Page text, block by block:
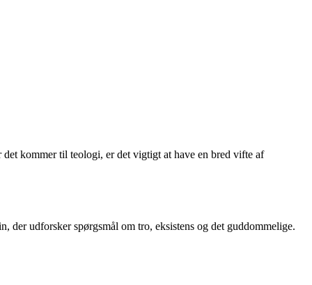
kommer til teologi, er det vigtigt at have en bred vifte af
udforsker spørgsmål om tro, eksistens og det guddommelige.